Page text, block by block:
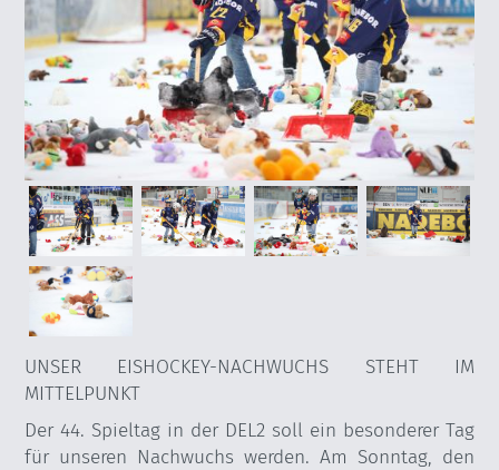
UNSER EISHOCKEY-NACHWUCHS STEHT IM
MITTELPUNKT
Der 44. Spieltag in der DEL2 soll ein besonderer Tag
für unseren Nachwuchs werden. Am Sonntag, den